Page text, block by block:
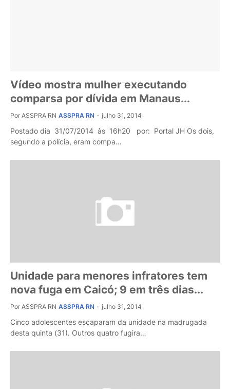
Vídeo mostra mulher executando
comparsa por dívida em Manaus...
Por ASSPRA RN ASSPRA RN - julho 31, 2014
Postado dia 31/07/2014 às 16h20 por: Portal JH Os dois,
segundo a polícia, eram compa…
Unidade para menores infratores tem
nova fuga em Caicó; 9 em três dias...
Por ASSPRA RN ASSPRA RN - julho 31, 2014
Cinco adolescentes escaparam da unidade na madrugada
desta quinta (31). Outros quatro fugira…